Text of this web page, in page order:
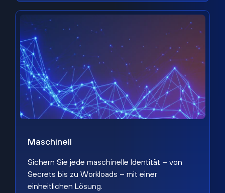
Maschinell
Sichern Sie jede maschinelle Identität – von
Secrets bis zu Workloads – mit einer
einheitlichen Lösung.